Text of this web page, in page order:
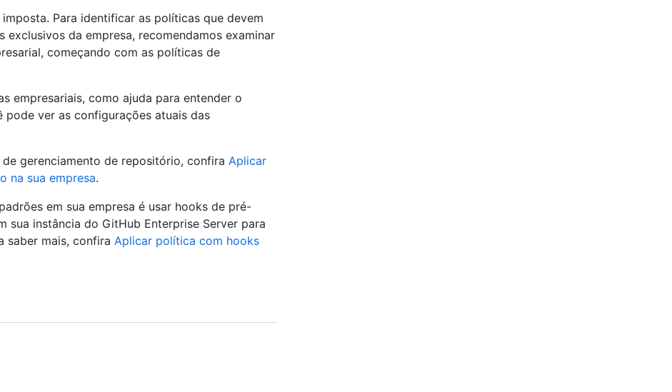
Para identificar as políticas que devem
da empresa, recomendamos examinar
começando com as políticas de
empresariais, como ajuda para entender o
ver as configurações atuais das
gerenciamento de repositório, confira Aplicar
na sua empresa.
em sua empresa é usar hooks de pré-
sua instância do GitHub Enterprise Server para
saber mais, confira Aplicar política com hooks